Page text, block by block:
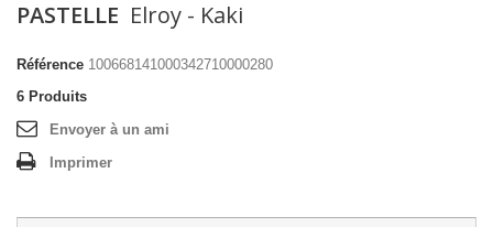
PASTELLE Elroy - Kaki
Référence 100668141000342710000280
6 Produits
Envoyer à un ami
Imprimer